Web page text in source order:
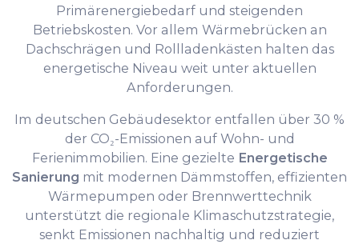
Primärenergiebedarf und steigenden
Betriebskosten. Vor allem Wärmebrücken an
Dachschrägen und Rollladenkästen halten das
energetische Niveau weit unter aktuellen
Anforderungen.
Im deutschen Gebäudesektor entfallen über 30 %
der CO₂-Emissionen auf Wohn- und
Ferienimmobilien. Eine gezielte Energetische
Sanierung mit modernen Dämmstoffen, effizienten
Wärmepumpen oder Brennwerttechnik
unterstützt die regionale Klimaschutzstrategie,
senkt Emissionen nachhaltig und reduziert